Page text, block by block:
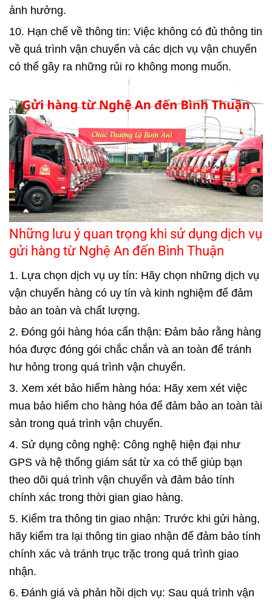
ảnh hưởng.
10. Hạn chế về thông tin: Việc không có đủ thông tin
về quá trình vận chuyển và các dịch vụ vận chuyển
có thể gây ra những rủi ro không mong muốn.
Những lưu ý quan trọng khi sử dụng dịch vụ
gửi hàng từ Nghệ An đến Bình Thuận
1. Lựa chọn dịch vụ uy tín: Hãy chọn những dịch vụ
vận chuyển hàng có uy tín và kinh nghiệm để đảm
bảo an toàn và chất lượng.
2. Đóng gói hàng hóa cẩn thận: Đảm bảo rằng hàng
hóa được đóng gói chắc chắn và an toàn để tránh
hư hỏng trong quá trình vận chuyển.
3. Xem xét bảo hiểm hàng hóa: Hãy xem xét việc
mua bảo hiểm cho hàng hóa để đảm bảo an toàn tài
sản trong quá trình vận chuyển.
4. Sử dụng công nghệ: Công nghệ hiện đại như
GPS và hệ thống giám sát từ xa có thể giúp bạn
theo dõi quá trình vận chuyển và đảm bảo tính
chính xác trong thời gian giao hàng.
5. Kiểm tra thông tin giao nhận: Trước khi gửi hàng,
hãy kiểm tra lại thông tin giao nhận để đảm bảo tính
chính xác và tránh trục trặc trong quá trình giao
nhận.
6. Đánh giá và phản hồi dịch vụ: Sau quá trình vận